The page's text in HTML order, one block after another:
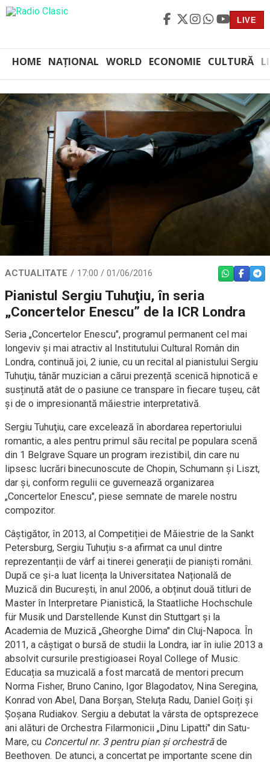
LIVE
HOME NAȚIONAL WORLD ECONOMIE CULTURĂ
ACTUALITATE 17:00 / 01/06/2016 WHATSAPP
Pianistul Sergiu Tuhuţiu, în seria
„Concertelor Enescu” de la ICR Londra
Seria „Concertelor Enescu", programul permanent cel mai
longeviv şi mai atractiv al Institutului Cultural Român din
Londra, continuă joi, 2 iunie, cu un recital al pianistului Sergiu
Tuhuţiu, tânăr muzician a cărui prezență scenică hipnotică e
susținută atât de o pasiune ce transpare în fiecare tușeu, cât
și de o impresionantă măiestrie interpretativă.
Sergiu Tuhuţiu, care excelează în abordarea repertoriului
romantic, a ales pentru primul său recital pe populara scenă
din 1 Belgrave Square un program irezistibil, din care nu
lipsesc lucrări binecunoscute de Chopin, Schumann și Liszt,
dar și, conform regulii ce guvernează organizarea
„Concertelor Enescu", piese semnate de marele nostru
compozitor.
Câștigător, în 2013, al Competiției de Măiestrie de la Sankt
Petersburg, Sergiu Tuhuțiu s-a afirmat ca unul dintre
reprezentanții de vârf ai tinerei generații de pianiști români.
După ce și-a luat licența la Universitatea Națională de
Muzică din București, în anul 2006, a obținut două titluri de
Master în Interpretare Pianistică, la Staatliche Hochschule
für Musik und Darstellende Kunst din Stuttgart și la
Academia de Muzică „Gheorghe Dima" din Cluj-Napoca. În
2011, a câștigat o bursă de studii la Londra, iar în iulie 2013 a
absolvit cursurile prestigioasei Royal College of Music.
Educația sa muzicală a fost marcată de mentori precum
Norma Fisher, Bruno Canino, Igor Blagodatov, Nina Seregina,
Konrad von Abel, Dana Borșan, Steluța Radu, Daniel Goiți și
Șoșana Rudiakov. Sergiu a debutat la vârsta de optsprezece
ani alături de Orchestra Filarmonicii „Dinu Lipatti" din Satu-
Mare, cu Concertul nr. 3 pentru pian și orchestrăde
Beethoven. De atunci, a concertat pe importante scene din